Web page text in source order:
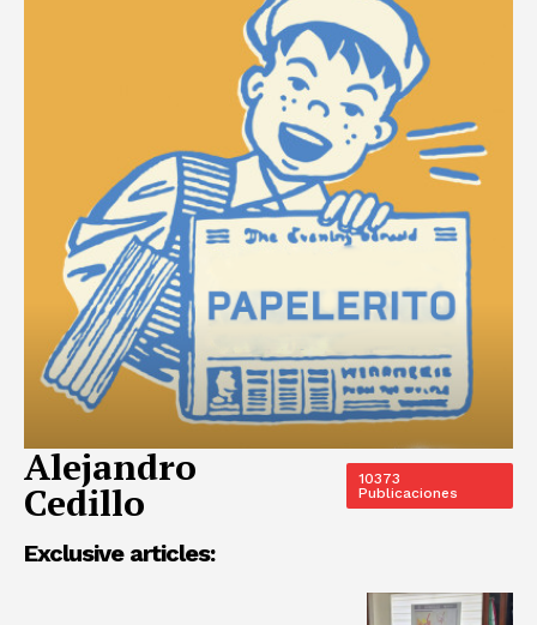
Alejandro
Cedillo
10373
Publicaciones
Exclusive articles: